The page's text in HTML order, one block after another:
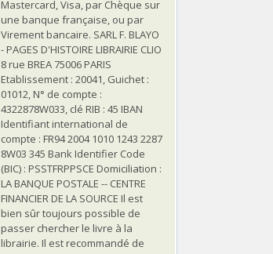
Mastercard, Visa, par Chèque sur
une banque française, ou par
Virement bancaire. SARL F. BLAYO
- PAGES D'HISTOIRE LIBRAIRIE CLIO
8 rue BREA 75006 PARIS
Etablissement : 20041, Guichet :
01012, N° de compte :
4322878W033, clé RIB : 45 IBAN
Identifiant international de
compte : FR94 2004 1010 1243 2287
8W03 345 Bank Identifier Code
(BIC) : PSSTFRPPSCE Domiciliation :
LA BANQUE POSTALE -- CENTRE
FINANCIER DE LA SOURCE Il est
bien sûr toujours possible de
passer chercher le livre à la
librairie. Il est recommandé de